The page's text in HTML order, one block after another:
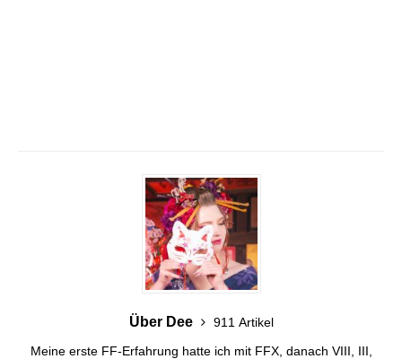
Über Dee
911 Artikel
Meine erste FF-Erfahrung hatte ich mit FFX, danach VIII, III,